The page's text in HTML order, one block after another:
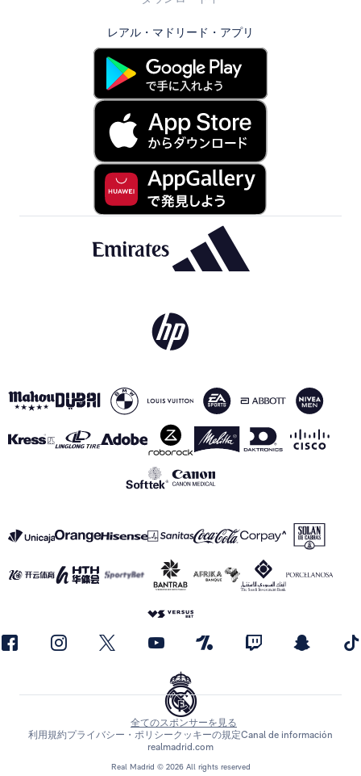
レアル・マドリード・アプリ
Real Madrid © 2026 All rights reserved
全てのスポンサーを見る
利用規約プライバシー・ポリシークッキーの規定Canal de información
realmadrid.com